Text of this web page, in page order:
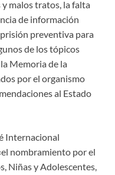
malos tratos, la falta
de información
preventiva para
de los tópicos
Memoria de la
por el organismo
al Estado
Internacional
nombramiento por el
Niñas y Adolescentes,